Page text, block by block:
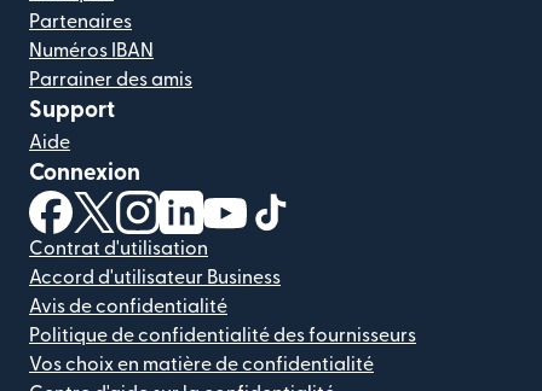
Partenaires
Numéros IBAN
Parrainer des amis
Support
Aide
Connexion
(s'ouvre dans une nouvelle fenêtre)
(s'ouvre dans une nouvelle fenêtre)
(s'ouvre dans une nouvelle fenêtre)
(s'ouvre dans une nouvelle fenêtre)
(s'ouvre dans une nouvelle
Contrat d'utilisation
Accord d'utilisateur Business
Avis de confidentialité
Politique de confidentialité des fournisseurs
Vos choix en matière de confidentialité